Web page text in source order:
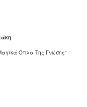
Όπλα Της Γνώσης"